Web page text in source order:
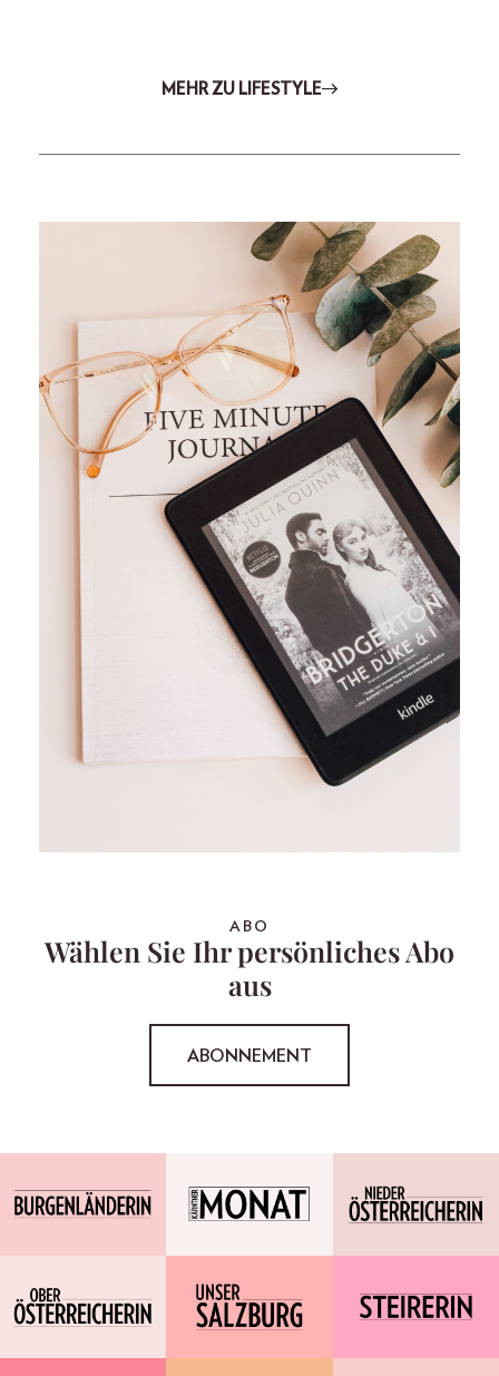
MEHR ZU LIFESTYLE
ABO
Wählen Sie Ihr persönliches Abo
aus
ABONNEMENT